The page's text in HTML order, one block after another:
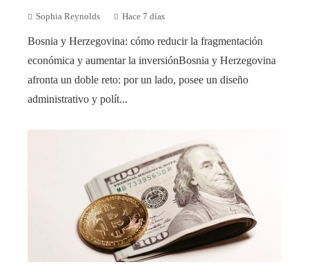
Sophia Reynolds Hace 7 días
Bosnia y Herzegovina: cómo reducir la fragmentación
económica y aumentar la inversiónBosnia y Herzegovina
afronta un doble reto: por un lado, posee un diseño
administrativo y polít...